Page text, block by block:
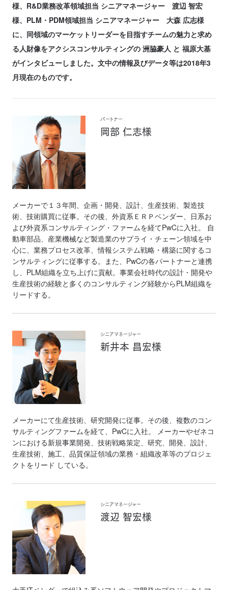
様、R&D業務改革領域担当 シニアマネージャー 渡辺 智宏
様、PLM・PDM領域担当 シニアマネージャー 大森 広志様
に、同領域のマーケットリーダーを目指すチームの魅力と求め
る人財像をアクシスコンサルティングの 洲脇豪人 と 福原大基
がインタビューしました。文中の情報及びデータ等は2018年3
月現在のものです。
パートナー
岡部 仁志様
メーカーで１３年間、企画・開発、設計、生産技術、製造技
術、技術購買に従事。その後、外資系ＥＲＰベンダー、日系お
よび外資系コンサルティング・ファームを経てPwCに入社。 自
動車部品、産業機械など製造業のサプライ・チェーン領域を中
心に、業務プロセス改革、情報システム戦略・構築に関するコ
ンサルティングに従事する。また、PwCの各パートナーと連携
し、PLM組織を立ち上げに貢献。事業会社時代の設計・開発や
生産技術の経験と多くのコンサルティング経験からPLM組織を
リードする。
シニアマネージャー
新井本 昌宏様
メーカーにて生産技術、研究開発に従事。その後、複数のコン
サルティングファームを経て、PwCに入社。 メーカーやゼネコ
ンにおける新規事業開発、技術戦略策定、研究、開発、設計、
生産技術、施工、品質保証領域の業務・組織改革等のプロジェ
クトをリード している。
シニアマネージャー
渡辺 智宏様